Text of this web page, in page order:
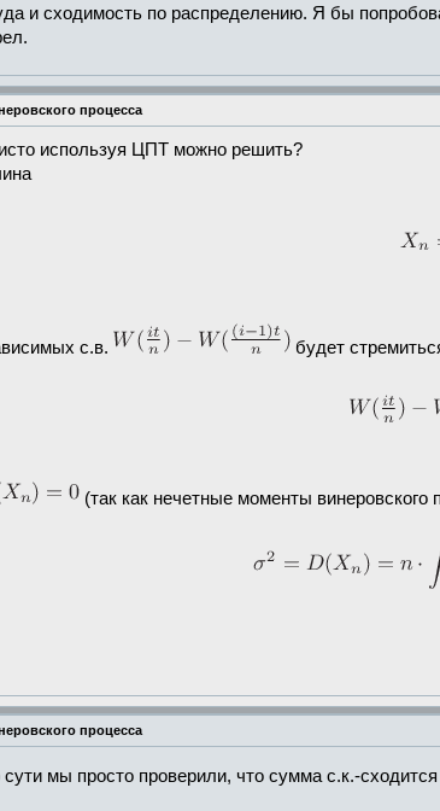
и сходимость по распределению. Я бы
процесса
используя ЦПТ можно решить?
с.в. будет
(так как нечетные моменты
процесса
мы просто проверили, что сумма с.к.-